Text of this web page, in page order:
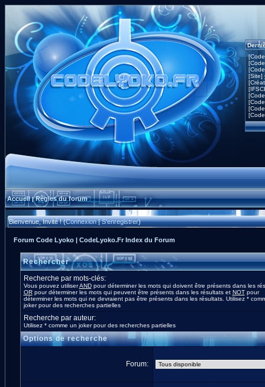
[Site]
Accueil|Règles du forum
Bienvenue, Invité ! (Connexion|S'enregistrer)
Forum Code Lyoko | CodeLyoko.Fr Index du Forum
Rechercher
Recherche par mots-clés:
Vous pouvez utiliserANDpour déterminer les mots qui doivent être présents dans les
ORpour déterminer les mots qui peuvent être présents dans les résultats et NOTpour
déterminer les mots qui ne devraient pas être présents dans les résultats. Utilisez *
joker pour des recherches partielles
Recherche par auteur:
Utilisez * comme un joker pour des recherches partielles
Options de recherche
Forum: